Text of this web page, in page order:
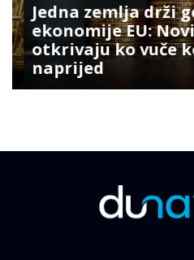
Jedna zemlja drži
ekonomije EU: Novi
otkrivaju ko vuče
naprijed